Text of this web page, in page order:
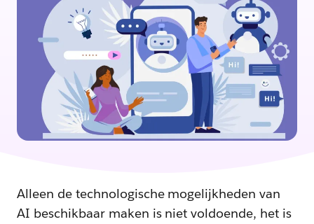
Alleen de technologische mogelijkheden van
AI beschikbaar maken is niet voldoende, het is